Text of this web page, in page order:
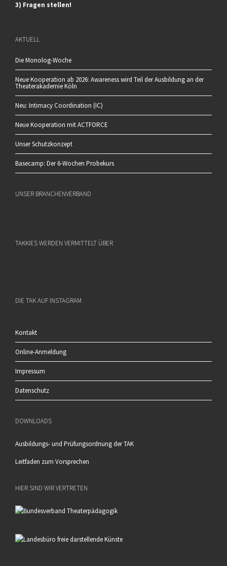
3) Fragen stellen!
AKTUELL
Die Monolog-Woche
Neue Kooperation ab 2026: Awareness wird Teil der Ausbildung an der
Theaterakademie Köln
Neu: Intimacy Coordination (IC)
Neue Kooperation mit ACTFORCE
Unser Schutzkonzept
Basecamp: Der 6-Wochen Probekurs
UNSER BRANCHENVERBAND
TAKKIES WERDEN VERMITTELT ÜBER
DIE TAK AUF INSTAGRAM
Kontakt
Online-Anmeldung
Impressum
Datenschutz
DOWNLOADS
Ausbildungs- und Prüfungsordnung der TAK
Leitfaden zum Vorsprechen
HIER SIND WIR VERTRETEN